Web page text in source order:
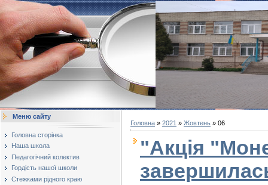
Меню сайту
Головна сторінка
Наша школа
Педагогічний колектив
Гордість нашої школи
Стежками рідного краю
Головна » 2021 » Жовтень » 06
"Акція